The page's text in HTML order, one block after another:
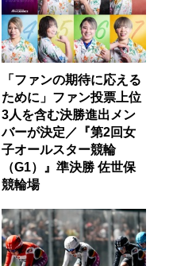
「ファンの期待に応える
ために」ファン投票上位
3人を含む決勝進出メン
バーが決定／『第2回女
子オールスター競輪
（G1）』準決勝 佐世保
競輪場